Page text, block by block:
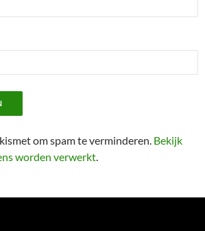
om spam te verminderen. Bekijk
worden verwerkt.